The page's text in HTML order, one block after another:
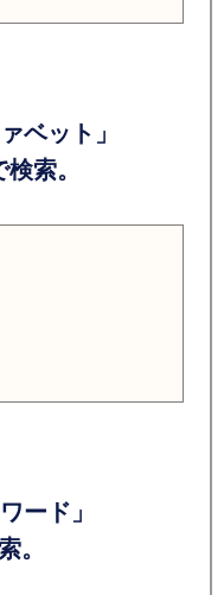
ベット」
索。
ード」
。